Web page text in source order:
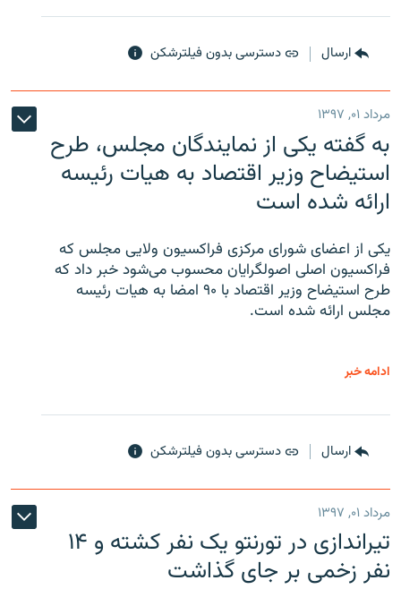
ارسال دسترسی بدون فیلترشکن
مرداد ۰۱, ۱۳۹۷
به گفته یکی از نمایندگان مجلس، طرح
استیضاح وزیر اقتصاد به هیات رئیسه
ارائه شده است
یکی از اعضای شورای مرکزی فراکسیون ولایی مجلس که
فراکسیون اصلی اصولگرایان محسوب می‌شود خبر داد که
طرح استیضاح وزیر اقتصاد با ۹۰ امضا به هیات رئیسه
مجلس ارائه شده است.
ادامه خبر
ارسال دسترسی بدون فیلترشکن
مرداد ۰۱, ۱۳۹۷
تیراندازی در تورنتو یک نفر کشته و ۱۴
نفر زخمی بر جای گذاشت